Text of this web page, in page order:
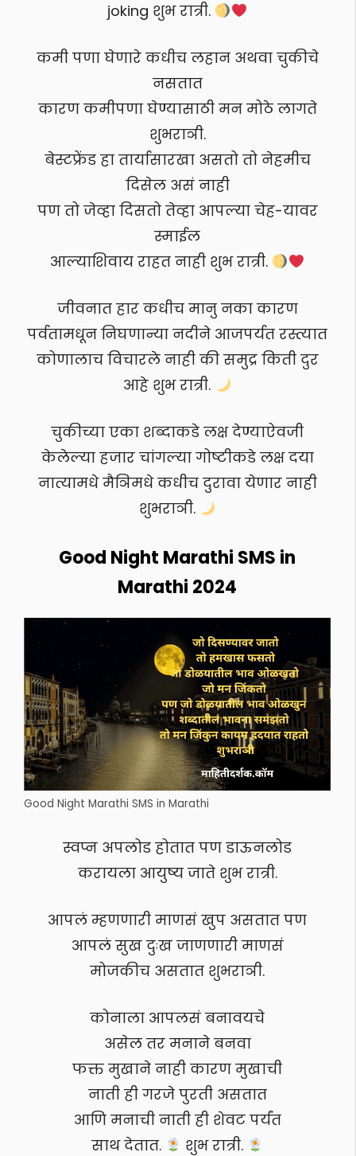
joking शुभ रात्री.
कमी पणा घेणारे कधीच लहान अथवा चुकीचे
नसतात
कारण कमीपणा घेण्यासाठी मन मोठे लागते
शुभराञी.
बेस्टफ्रेंड हा तार्यासारखा असतो तो नेहमीच
दिसेल असं नाही
पण तो जेव्हा दिसतो तेव्हा आपल्या चेह-यावर
स्माईल
आल्याशिवाय राहत नाही शुभ रात्री.
जीवनात हार कधीच मानु नका कारण
पर्वतामधून निघणान्या नदीने आजपर्यत रस्त्यात
कोणालाच विचारले नाही की समुद्र किती दुर
आहे शुभ रात्री.
चुकीच्या एका शब्दाकडे लक्ष देण्याऐवजी
केलेल्या हजार चांगल्या गोष्टीकडे लक्ष दया
नात्यामधे मैञिमधे कधीच दुरावा येणार नाही
शुभराञी.
Good Night Marathi SMS in
Marathi 2024
Good Night Marathi SMS in Marathi
स्वप्न अपलोड होतात पण डाऊनलोड
करायला आयुष्य जाते शुभ रात्री.
आपलं म्हणणारी माणसं खुप असतात पण
आपलं सुख दुःख जाणणारी माणसं
मोजकीच असतात शुभराञी.
कोनाला आपलसं बनावयचे
असेल तर मनाने बनवा
फक्त मुखाने नाही कारण मुखाची
नाती ही गरजे पुरती असतात
आणि मनाची नाती ही शेवट पर्यंत
साथ देतात.
शुभ रात्री.